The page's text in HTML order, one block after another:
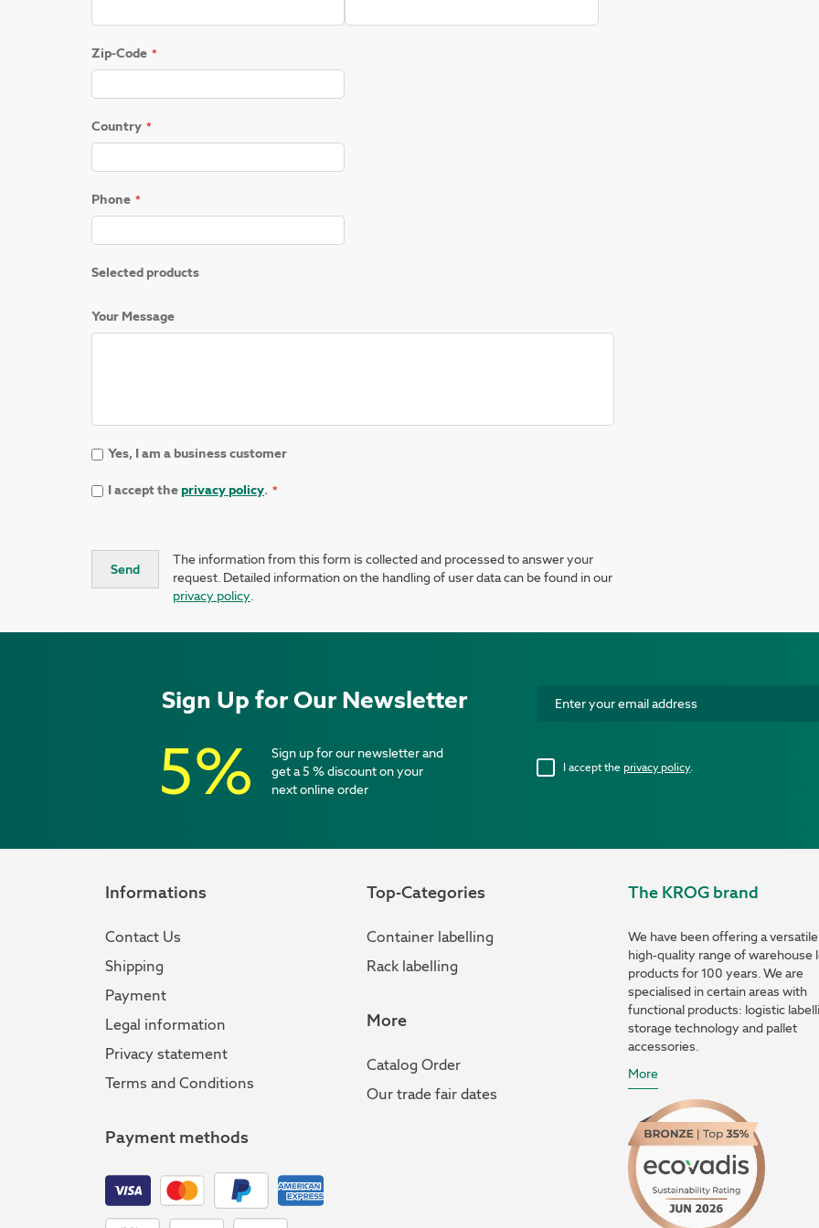
Zip-Code
Country
Phone
Selected products
Your Message
Yes, I am a business customer
I accept theprivacy policy.
Send
The information from this form is collected and processed to answer your
request. Detailed information on the handling of user data can be found in our
privacy policy.
Sign Up for Our Newsletter
5%
Sign up for our newsletter and
get a 5 % discount on your
next online order
I accept the privacy policy.
Informations
Contact Us
Shipping
Payment
Legal information
Privacy statement
Terms and Conditions
Payment methods
Top-Categories
Container labelling
Rack labelling
More
Catalog Order
Our trade fair dates
The KROG brand
We have been offering a
high-quality range of warehouse
products for 100 years. We are
specialised in certain areas with
functional products: logistic
storage technology and pallet
accessories.
More